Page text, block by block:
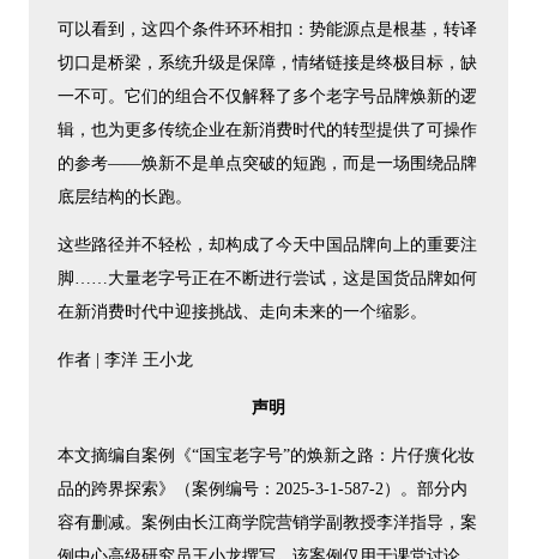
可以看到，这四个条件环环相扣：势能源点是根基，转译
切口是桥梁，系统升级是保障，情绪链接是终极目标，缺
一不可。它们的组合不仅解释了多个老字号品牌焕新的逻
辑，也为更多传统企业在新消费时代的转型提供了可操作
的参考——焕新不是单点突破的短跑，而是一场围绕品牌
底层结构的长跑。
这些路径并不轻松，却构成了今天中国品牌向上的重要注
脚……大量老字号正在不断进行尝试，这是国货品牌如何
在新消费时代中迎接挑战、走向未来的一个缩影。
作者 | 李洋 王小龙
声明
本文摘编自案例《“国宝老字号”的焕新之路：片仔癀化妆
品的跨界探索》（案例编号：2025-3-1-587-2）。部分内
容有删减。案例由长江商学院营销学副教授李洋指导，案